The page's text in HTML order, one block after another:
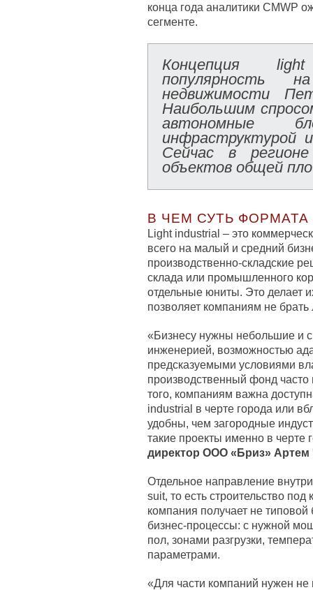
конца года аналитики CMWP
сегменте.
Концепция
популярность
недвижимости
Наибольшим
автономные
инфраструктурой
Сейчас в
объектов общей
В ЧЕМ СУТЬ ФОРМАТА
Light industrial – это
всего на малый и средний
производственно-складские
склада или промышленного
отдельные юниты. Это делает
позволяет компаниям не
«Бизнесу нужны небольшие и
инженерией, возможностью
предсказуемыми условиями
производственный фонд
того, компаниям важна
industrial в черте города или
удобны, чем загородные
такие проекты именно в черте
директор ООО «Бриз» Артем
Отдельное направление
suit, то есть строительство под
компания получает не
бизнес-процессы: с нужной
пол, зонами разгрузки,
параметрами.
«Для части компаний нужен не